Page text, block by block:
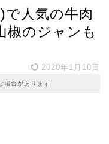
で人気の牛肉
椒のジャンも
2020年1月10日
場合があります